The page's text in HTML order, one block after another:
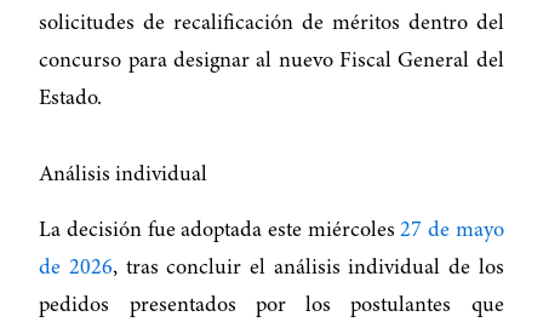
solicitudes de recalificación de méritos dentro del
concurso para designar al nuevo Fiscal General del
Estado.
Análisis individual
La decisión fue adoptada este miércoles27 de mayo
de 2026, tras concluir el análisis individual de los
pedidos presentados por los postulantes que